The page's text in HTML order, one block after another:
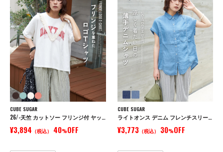
CUBE SUGAR
26/-天竺 カットソー フリンジ付 ヤッコ Tシャツ
¥3,894 （税込） 40%OFF
CUBE SUGAR
ライトオンス デニム フレンチスリーブ シャツ
¥3,773（税込） 30%OFF